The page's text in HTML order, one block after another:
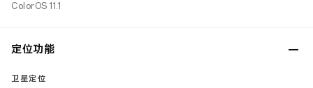
ColorOS 11.1
定位功能
卫星定位